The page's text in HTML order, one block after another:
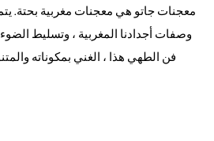
وصفات أجدادنا المغربية ، وتسليط الضوء
فن الطهي هذا ، الغني بمكوناته